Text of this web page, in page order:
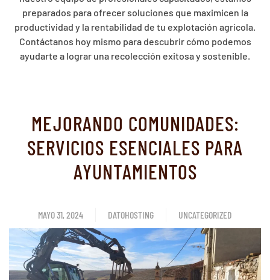
preparados para ofrecer soluciones que maximicen la
productividad y la rentabilidad de tu explotación agrícola.
Contáctanos hoy mismo para descubrir cómo podemos
ayudarte a lograr una recolección exitosa y sostenible.
MEJORANDO COMUNIDADES:
SERVICIOS ESENCIALES PARA
AYUNTAMIENTOS
MAYO 31, 2024 DATOHOSTING UNCATEGORIZED